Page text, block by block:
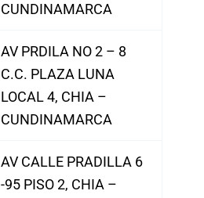
CUNDINAMARCA
AV PRDILA NO 2 – 8
C.C. PLAZA LUNA
LOCAL 4, CHIA –
CUNDINAMARCA
AV CALLE PRADILLA 6
-95 PISO 2, CHIA –